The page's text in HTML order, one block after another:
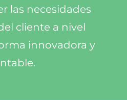
las necesidades
cliente a nivel
innovadora y